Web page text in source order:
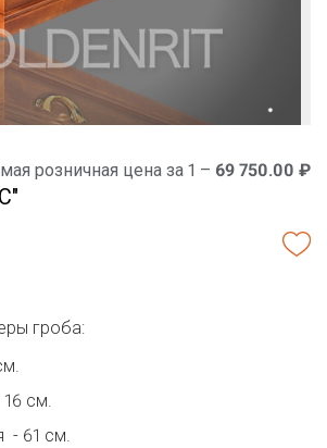
розничная цена за 1 – 69 750.00 ₽
гроба:
см.
- 61 см.